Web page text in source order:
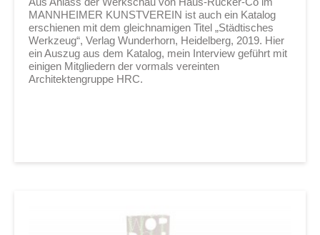
MANNHEIMER KUNSTVEREIN ist auch ein Katalog
erschienen mit dem gleichnamigen Titel „Städtisches
Werkzeug“, Verlag Wunderhorn, Heidelberg, 2019. Hier
ein Auszug aus dem Katalog, mein Interview geführt mit
einigen Mitgliedern der vormals vereinten
Architektengruppe HRC.